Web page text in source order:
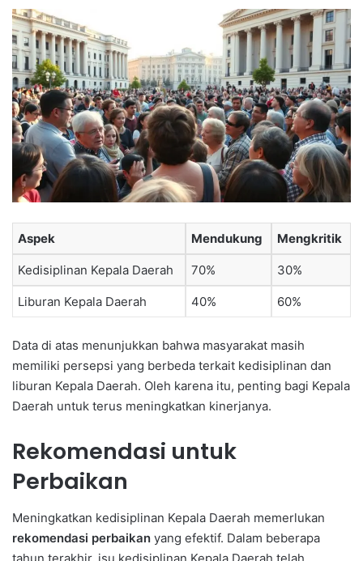
Aspek Mendukung Mengkritik
Kedisiplinan Kepala Daerah 70% 30%
Liburan Kepala Daerah 40% 60%
Data di atas menunjukkan bahwa masyarakat masih
memiliki persepsi yang berbeda terkait kedisiplinan dan
liburan Kepala Daerah. Oleh karena itu, penting bagi Kepala
Daerah untuk terus meningkatkan kinerjanya.
Rekomendasi untuk
Perbaikan
Meningkatkan kedisiplinan Kepala Daerah memerlukan
rekomendasi perbaikan yang efektif. Dalam beberapa
tahun terakhir, isu kedisiplinan Kepala Daerah telah